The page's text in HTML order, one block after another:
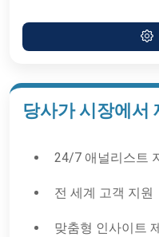
당사가 시장에서
24/7 애널리스트
전 세계 고객 지원
맞춤형 인사이트